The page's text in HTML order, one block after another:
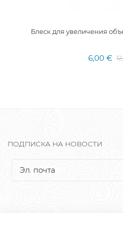
Блеск для увеличения
6,00 €
ПОДПИСКА НА НОВОСТИ